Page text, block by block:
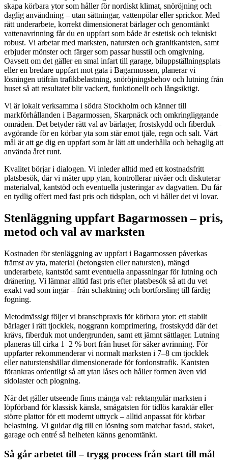
skapa körbara ytor som håller för nordiskt klimat, snöröjning och
daglig användning – utan sättningar, vattenpölar eller sprickor. Med
rätt underarbete, korrekt dimensionerat bärlager och genomtänkt
vattenavrinning får du en uppfart som både är estetisk och tekniskt
robust. Vi arbetar med marksten, natursten och granitkantsten, samt
erbjuder mönster och färger som passar husstil och omgivning.
Oavsett om det gäller en smal infart till garage, biluppställningsplats
eller en bredare uppfart mot gata i Bagarmossen, planerar vi
lösningen utifrån trafikbelastning, snöröjningsbehov och lutning från
huset så att resultatet blir vackert, funktionellt och långsiktigt.
Vi är lokalt verksamma i södra Stockholm och känner till
markförhållanden i Bagarmossen, Skarpnäck och omkringliggande
områden. Det betyder rätt val av bärlager, frostskydd och fiberduk –
avgörande för en körbar yta som står emot tjäle, regn och salt. Vårt
mål är att ge dig en uppfart som är lätt att underhålla och behaglig att
använda året runt.
Kvalitet börjar i dialogen. Vi inleder alltid med ett kostnadsfritt
platsbesök, där vi mäter upp ytan, kontrollerar nivåer och diskuterar
materialval, kantstöd och eventuella justeringar av dagvatten. Du får
en tydlig offert med fast pris och tidsplan, och vi håller det vi lovar.
Stenläggning uppfart Bagarmossen – pris,
metod och val av marksten
Kostnaden för stenläggning av uppfart i Bagarmossen påverkas
främst av yta, material (betongsten eller natursten), mängd
underarbete, kantstöd samt eventuella anpassningar för lutning och
dränering. Vi lämnar alltid fast pris efter platsbesök så att du vet
exakt vad som ingår – från schaktning och bortforsling till färdig
fogning.
Metodmässigt följer vi branschpraxis för körbara ytor: ett stabilt
bärlager i rätt tjocklek, noggrann komprimering, frostskydd där det
krävs, fiberduk mot undergrunden, samt ett jämnt sättlager. Lutning
planeras till cirka 1–2 % bort från huset för säker avrinning. För
uppfarter rekommenderar vi normalt marksten i 7–8 cm tjocklek
eller naturstenshällar dimensionerade för fordonstrafik. Kantsten
förankras ordentligt så att ytan låses och håller formen även vid
sidolaster och plogning.
När det gäller utseende finns många val: rektangulär marksten i
löpförband för klassisk känsla, smågatsten för tidlös karaktär eller
större plattor för ett modernt uttryck – alltid anpassat för körbar
belastning. Vi guidar dig till en lösning som matchar fasad, staket,
garage och entré så helheten känns genomtänkt.
Så går arbetet till – trygg process från start till mål